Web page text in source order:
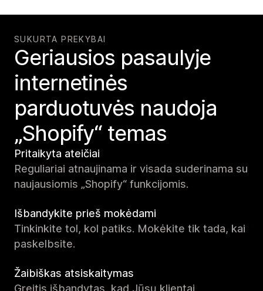
SUKURTA PREKYBAI
Geriausios pasaulyje
internetinės
parduotuvės naudoja
„Shopify“ temas
Pritaikyta ateičiai
Reguliariai atnaujinama ir visada suderinama su
naujausiomis „Shopify“ funkcijomis.
Išbandykite prieš mokėdami
Tinkinkite tol, kol patiks. Mokėkite tik tada, kai
paskelbsite.
Žaibiškas atsiskaitymas
Greitis išbandytas, kad Jūsų klientai